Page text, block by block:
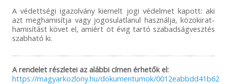
A védettségi igazolvány kiemelt jogi védelmet kapott: aki
azt meghamisítja vagy jogosulatlanul használja, közokirat-
hamisítást követ el, amiért öt évig tartó szabadságvesztés
szabható ki.
A rendelet részletei az alábbi címen érhetők el:
https://magyarkozlony.hu/dokumentumok/